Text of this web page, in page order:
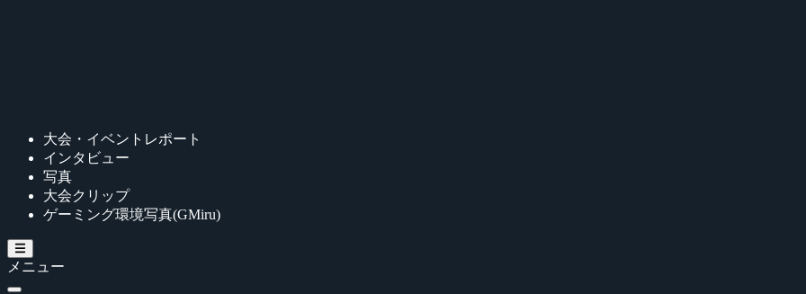
大会・イベントレポート
インタビュー
写真
大会クリップ
ゲーミング環境写真(GMiru)
メニュー